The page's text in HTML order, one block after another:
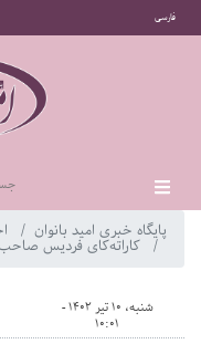
فارسی
پایگاه خبری امید بانوان
کاراته‌کای فردیس
شنبه، 10 تیر 1402 -
10:01